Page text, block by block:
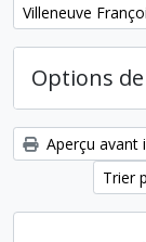
Remove filter:
Villeneuve
Options
Aperçu avant
Trier